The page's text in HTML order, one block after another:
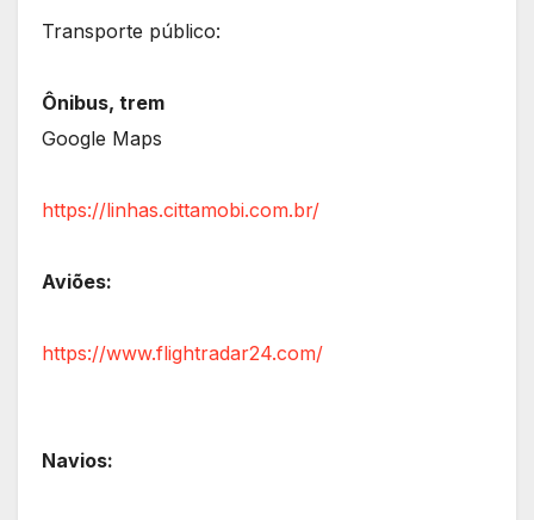
Transporte público:
Ônibus, trem
Google Maps
https://linhas.cittamobi.com.br/
Aviões:
https://www.flightradar24.com/
Navios: